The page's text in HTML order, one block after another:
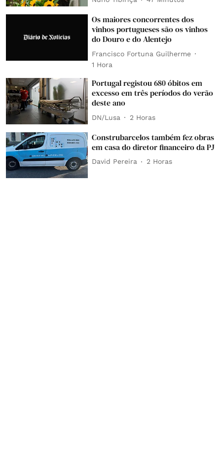
Os maiores concorrentes dos
vinhos portugueses são os vinhos
do Douro e do Alentejo
Francisco Fortuna Guilherme
1 Hora
Portugal registou 680 óbitos em
excesso em três períodos do verão
deste ano
DN/Lusa 2 Horas
Construbarcelos também fez obras
em casa do diretor financeiro da PJ
David Pereira 2 Horas